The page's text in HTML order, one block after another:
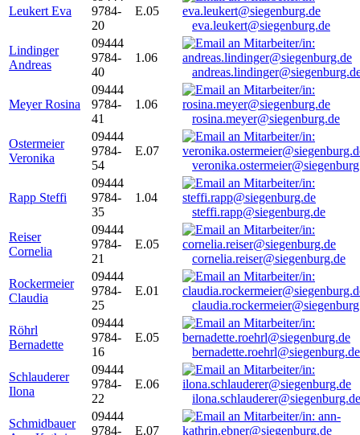
Leukert Eva
9784-
20
E.05
eva.leukert@siegenburg.de
Lindinger
Andreas
09444
9784-
40
1.06
Meyer Rosina
09444
9784-
41
1.06
rosina.meyer@siegenburg.de
Ostermeier
Veronika
09444
9784-
54
E.07
Rapp Steffi
09444
9784-
35
1.04
steffi.rapp@siegenburg.de
Reiser
Cornelia
09444
9784-
21
E.05
cornelia.reiser@siegenburg.de
Rockermeier
Claudia
09444
9784-
25
E.01
Röhrl
Bernadette
09444
9784-
16
E.05
bernadette.roehrl@siegenburg.de
Schlauderer
Ilona
09444
9784-
22
E.06
ilona.schlauderer@siegenburg.de
Schmidbauer
09444
9784-
E.07